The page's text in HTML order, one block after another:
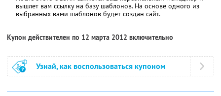
вышлет вам ссылку на базу шаблонов. На основе одного из
выбранных вами шаблонов будет создан сайт.
Купон действителен по 12 марта 2012 включительно
Узнай, как воспользоваться купоном